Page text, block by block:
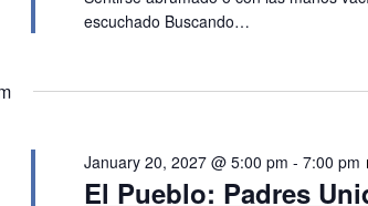
escuchado Buscando…
El Pueblo: Padres
January 20, 2027 @ 5:00 pm -7:00 pm